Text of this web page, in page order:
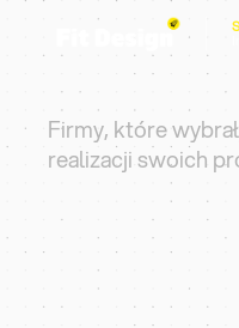
Uzyskaj Wyniki w
Promo Video
Firmy, które
realizacji swoich